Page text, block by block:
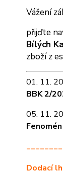
Vážení
přijďte
Bílých
zboží z
01. 11.
BBK 2/
05. 11.
Dodací